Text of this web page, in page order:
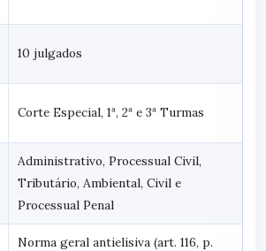
10 julgados
Corte Especial, 1ª, 2ª e 3ª Turmas
Administrativo, Processual Civil,
Tributário, Ambiental, Civil e
Processual Penal
Norma geral antielisiva (art. 116, p.